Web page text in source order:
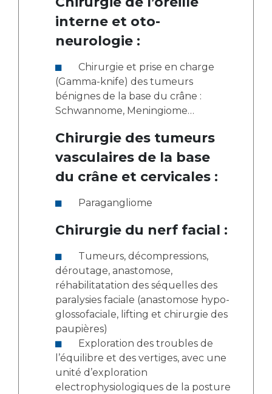
interne et oto-
neurologie :
(Gamma-knife) des tumeurs
bénignes de la base du crâne :
Schwannome, Meningiome…
Chirurgie des tumeurs
vasculaires de la base
du crâne et cervicales :
Paragangliome
Chirurgie du nerf facial :
déroutage, anastomose,
réhabilitatation des séquelles des
paralysies faciale (anastomose hypo-
glossofaciale, lifting et chirurgie des
paupières)
l’équilibre et des vertiges, avec une
unité d’exploration
electrophysiologiques de la posture